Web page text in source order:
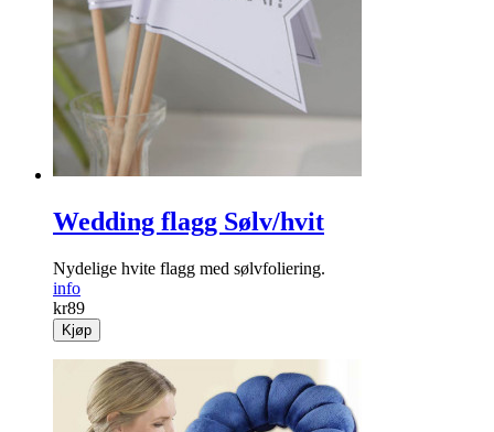
Wedding flagg Sølv/hvit
Nydelige hvite flagg med sølvfoliering.
info
kr89
Kjøp